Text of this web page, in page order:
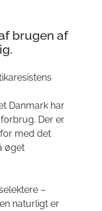
brugen af
Danmark har
Der er
med det
øget
–
naturligt er